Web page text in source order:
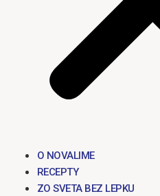
O NOVALIME
RECEPTY
ZO SVETA BEZ LEPKU